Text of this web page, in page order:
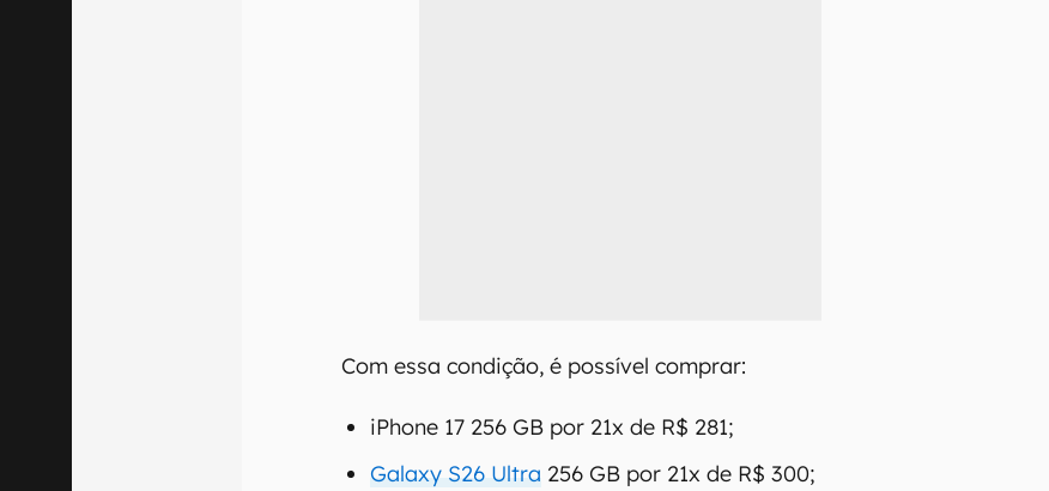
Com essa condição, é possível comprar:
iPhone 17 256 GB por 21x de R$ 281;
Galaxy S26 Ultra 256 GB por 21x de R$ 300;